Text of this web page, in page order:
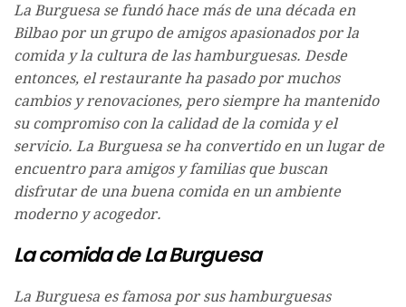
La Burguesa se fundó hace más de una década en
Bilbao por un grupo de amigos apasionados por la
comida y la cultura de las hamburguesas. Desde
entonces, el restaurante ha pasado por muchos
cambios y renovaciones, pero siempre ha mantenido
su compromiso con la calidad de la comida y el
servicio. La Burguesa se ha convertido en un lugar de
encuentro para amigos y familias que buscan
disfrutar de una buena comida en un ambiente
moderno y acogedor.
La comida de La Burguesa
La Burguesa es famosa por sus hamburguesas